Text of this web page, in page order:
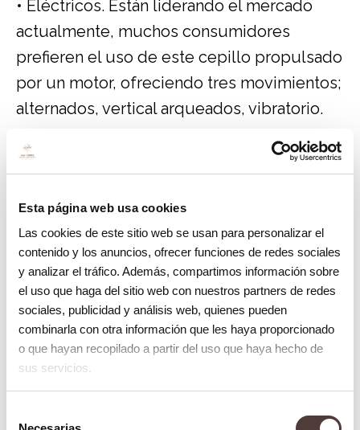
Esta página web usa cookies
Las cookies de este sitio web se usan para personalizar el
contenido y los anuncios, ofrecer funciones de redes sociales
y analizar el tráfico. Además, compartimos información sobre
el uso que haga del sitio web con nuestros partners de redes
sociales, publicidad y análisis web, quienes pueden
combinarla con otra información que les haya proporcionado
o que hayan recopilado a partir del uso que haya hecho de
sus servicios.
• Eléctricos. Están liderando el mercado
actualmente, muchos consumidores
prefieren el uso de este cepillo propulsado
por un motor, ofreciendo tres movimientos;
alternados, vertical arqueados, vibratorio.
• Cepillos para niños. Se diferencia en la
cabeza del cepillo, es más pequeña con
unas fibras más suaves y están
acompañados de un diseño con una
temática infantil.
• Cepillos interproximales. Este tipo de
cepillos es más pequeño que uno
convencional y nos ayuda a llegar a zonas
interdentales para una limpieza más